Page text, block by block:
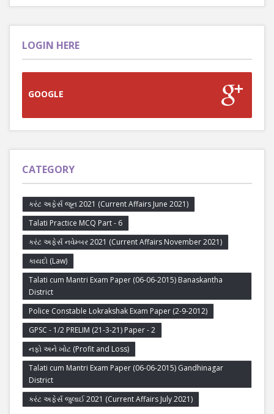
LOGIN HERE
GOOGLE
CATEGORY
કરંટ અફેર્સ જૂન 2021 (Current Affairs June 2021)
Talati Practice MCQ Part - 6
કરંટ અફેર્સ નવેમ્બર 2021 (Current Affairs November 2021)
કાયદો (Law)
Talati cum Mantri Exam Paper (06-06-2015) Banaskantha
District
Police Constable Lokrakshak Exam Paper (2-9-2012)
GPSC - 1/2 PRELIM (21-3-21) Paper - 2
નફો અને ખોટ (Profit and Loss)
Talati cum Mantri Exam Paper (06-06-2015) Gandhinagar
District
કરંટ અફેર્સ જુલાઈ 2021 (Current Affairs July 2021)